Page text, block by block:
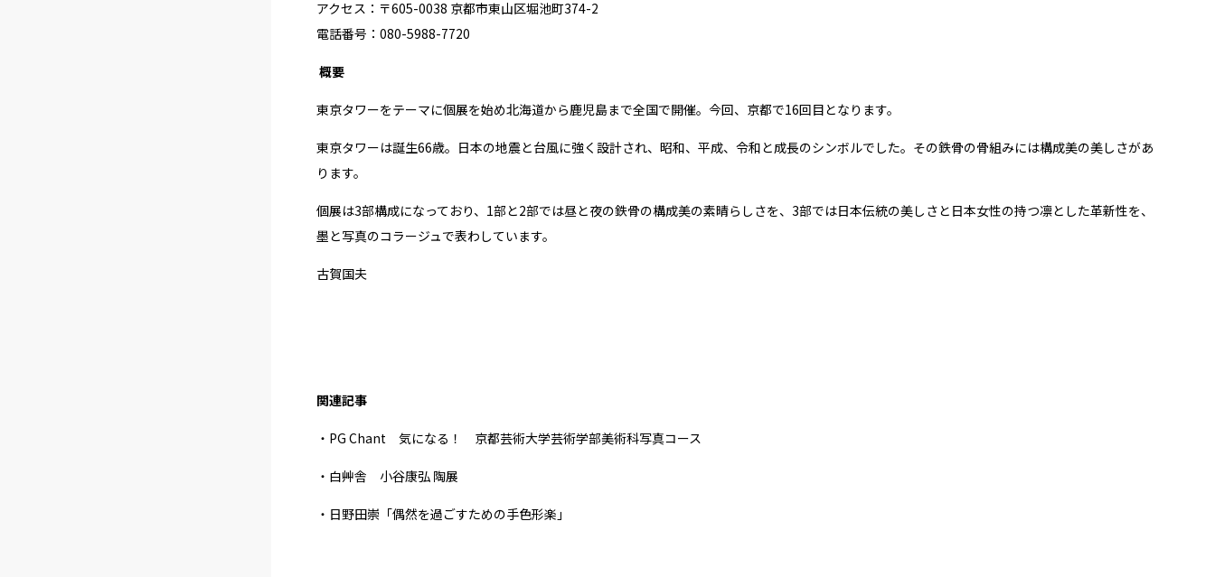
アクセス：〒605-0038 京都市東山区堀池町374-2
電話番号：080-5988-7720
概要
東京タワーをテーマに個展を始め北海道から鹿児島まで全国で開催。今回、京都で16回目となります。
東京タワーは誕生66歳。日本の地震と台風に強く設計され、昭和、平成、令和と成長のシンボルでした。その鉄骨の骨組みには構成美の美しさがあ
ります。
個展は3部構成になっており、1部と2部では昼と夜の鉄骨の構成美の素晴らしさを、3部では日本伝統の美しさと日本女性の持つ凛とした革新性を、
墨と写真のコラージュで表わしています。
古賀国夫
関連記事
・PG Chant 気になる！ 京都芸術大学芸術学部美術科写真コース
・白艸舎 小谷康弘 陶展
・日野田崇「偶然を過ごすための手色形楽」